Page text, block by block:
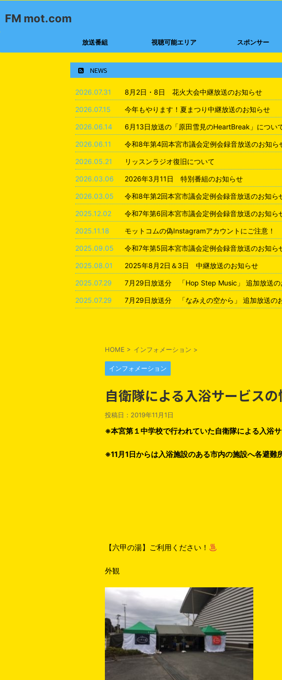
FM mot.com
放送番組 視聴可能エリア スポンサー
NEWS
2026.07.31 8月2日・8日 花火大会中継放送のお知らせ
2026.07.15 今年もやります！夏まつり中継放送のお知らせ
2026.06.14 6月13日放送の「原田雪見のHeartBreak」につい
2026.06.11 令和8年第4回本宮市議会定例会録音放送のお知ら
2026.05.21 リッスンラジオ復旧について
2026.03.06 2026年3月11日 特別番組のお知らせ
2026.03.05 令和8年第2回本宮市議会定例会録音放送のお知ら
2025.12.02 令和7年第6回本宮市議会定例会録音放送のお知ら
2025.11.18 モットコムの偽Instagramアカウントにご注意！
2025.09.05 令和7年第5回本宮市議会定例会録音放送のお知ら
2025.08.01 2025年8月2日＆3日 中継放送のお知らせ
2025.07.29 7月29日放送分 「Hop Step Music」 追加放送の
2025.07.29 7月29日放送分 「なみえの空から」 追加放送の
HOME > インフォメーション >
インフォメーション
自衛隊による入浴サービスの
投稿日： 2019年11月1日
※本宮第１中学校で行われていた自衛隊による入浴
※11月1日からは入浴施設のある市内の施設へ各避難
【六甲の湯】ご利用ください！
外観